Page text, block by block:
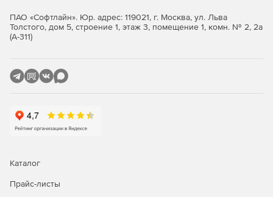
ПАО «Софтлайн». Юр. адрес: 119021, г. Москва, ул. Льва
Толстого, дом 5, строение 1, этаж 3, помещение 1, комн. № 2, 2а
(А-311)
Каталог
Прайс-листы